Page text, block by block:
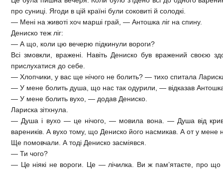
про суниці. Ягоди в цій країні були соковиті й солодкі.
— Мені на животі хоч марші грай, — Антошка ліг на спину.
Дениско теж ліг:
— А що, коли цю вечерю підкинули вороги?
Всі змовкли, вражені. Навіть Дениско був вражений своєю
прислухатися до себе.
— Хлопчики, у вас ще нічого не болить? — тихо спитала
— У мене болить душа, що нас так одурили, — відказав
— У мене болить вухо, — додав Дениско.
Лариска зітхнула.
— Душа і вухо — це нічого, — мовила вона. — Душа від
вареників. А вухо тому, що Дениско його насмикав. А от у мене
Ще помовчали. А тоді Дениско засміявся.
— Ти чого?
— Це ніякі не вороги. Це — лічилка. Ви ж пам’ятаєте, про що